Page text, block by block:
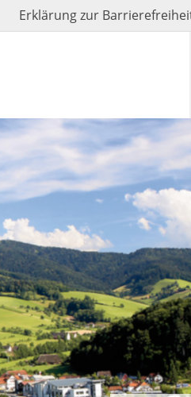
Erklärung zur